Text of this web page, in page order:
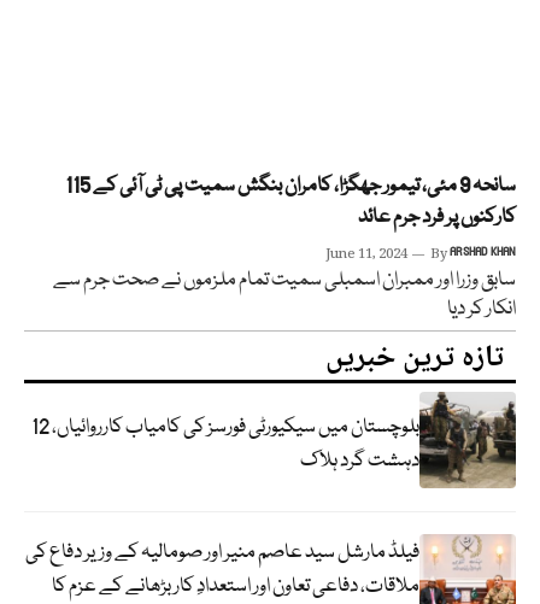
سانحہ 9 مئی، تیمور جھگڑا، کامران بنگش سمیت پی ٹی آئی کے 115
کارکنوں پر فرد جرم عائد
June 11, 2024 ByARSHAD KHAN
سابق وزرا اور ممبران اسمبلی سمیت تمام ملزموں نے صحت جرم سے
انکار کر دیا
تازہ ترین خبریں
بلوچستان میں سیکیورٹی فورسز کی کامیاب کارروائیاں، 12
دہشت گرد ہلاک
فیلڈ مارشل سید عاصم منیر اور صومالیہ کے وزیر دفاع کی
ملاقات، دفاعی تعاون اور استعدادِ کار بڑھانے کے عزم کا